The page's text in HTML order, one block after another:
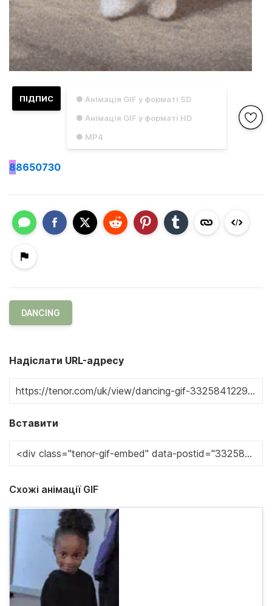
● Анімація GIF у форматі SD
● Анімація GIF у форматі HD
● MP4
ПІДПИС
88650730
DANCING
Надіслати URL-адресу
Вставити
Схожі анімації GIF